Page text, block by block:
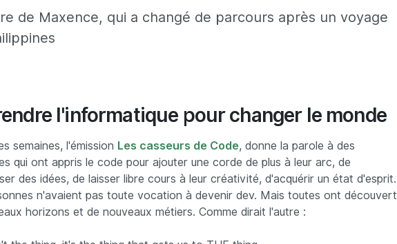
de Maxence, qui a changé de parcours après un voyage
l'informatique pour changer le monde
semaines, l'émission Les casseurs de Code, donne la parole à des
qui ont appris le code pour ajouter une corde de plus à leur arc, de
des idées, de laisser libre cours à leur créativité, d'acquérir un état d'esprit.
n'avaient pas toute vocation à devenir dev. Mais toutes ont découvert
horizons et de nouveaux métiers. Comme dirait l'autre :